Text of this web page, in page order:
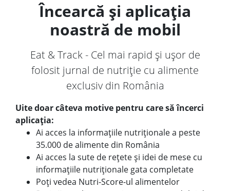
Încearcă și aplicația
noastră de mobil
Eat & Track - Cel mai rapid și ușor de
folosit jurnal de nutriție cu alimente
exclusiv din România
Uite doar câteva motive pentru care să încerci
aplicația:
Ai acces la informațiile nutriționale a peste
35.000 de alimente din România
Ai acces la sute de rețete și idei de mese cu
informațiile nutriționale gata completate
Poți vedea Nutri-Score-ul alimentelor